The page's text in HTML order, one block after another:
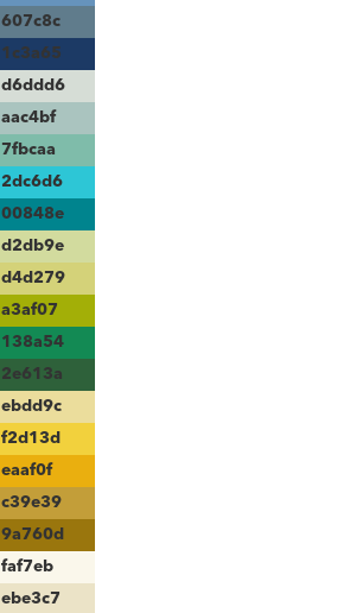
607c8c
1c3a65
d6ddd6
aac4bf
7fbcaa
2dc6d6
00848e
d2db9e
d4d279
a3af07
138a54
2e613a
ebdd9c
f2d13d
eaaf0f
c39e39
9a760d
faf7eb
ebe3c7